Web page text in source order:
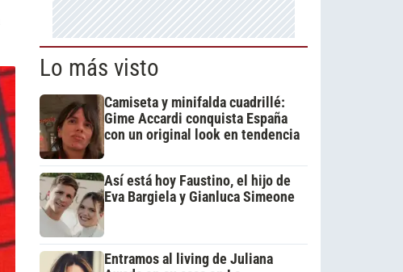
Lo más visto
Camiseta y minifalda cuadrillé:
Gime Accardi conquista España
con un original look en tendencia
Así está hoy Faustino, el hijo de
Eva Bargiela y Gianluca Simeone
Entramos al living de Juliana